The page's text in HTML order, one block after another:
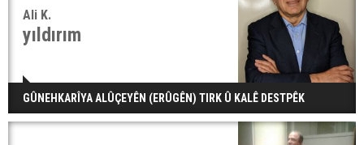
Ali K.
yıldırım
GÛNEHKARÎYA ALÛÇEYÊN (ERÛGÊN) TIRK Û KALÊ DESTPÊK